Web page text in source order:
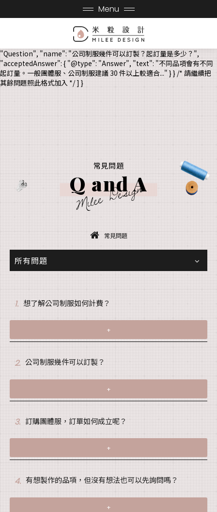
{ "@context": "https://schema.org", "@type": "FAQPage",
"mainEntity": [ { "@type": "Question", "name": "公司制服如何計
費？價格依哪些因素決定？", "acceptedAnswer": { "@type":
"Answer", "text": "價格會依不同品項、數量及圖稿而有所差異，米粒會
先了解客戶需求再進而報價呦！麻煩提供以下資訊..." } }, { "@type":
"Question", "name": "公司制服幾件可以訂製？起訂量是多少？",
"acceptedAnswer": { "@type": "Answer", "text": "不同品項會有不同
起訂量。一般團體服、公司制服建議 30 件以上較適合..." } } /* 請繼續把
其餘問題照此格式加入 */ ] }
Menu
常見問題
Q and A
Milee Design
常見問題
所有問題
1. 想了解公司制服如何計費？
+
2. 公司制服幾件可以訂製？
+
3. 訂購團體服，訂單如何成立呢？
+
4. 有想製作的品項，但沒有想法也可以先詢問嗎？
+